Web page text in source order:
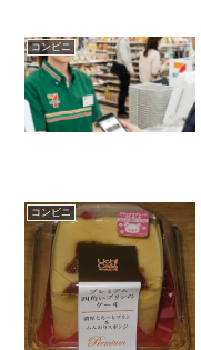
コンビニ
コンビニ